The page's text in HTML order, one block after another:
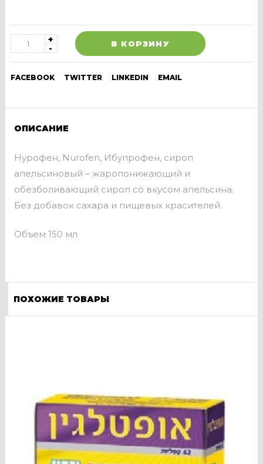
В КОРЗИНУ
FACEBOOK TWITTER LINKEDIN EMAIL
ОПИСАНИЕ
Нурофен, Nurofen, Ибупрофен, сироп
апельсиновый – жаропонижающий и
обезболивающий сироп со вкусом апельсина.
Без добавок сахара и пищевых красителей.
Объем 150 мл
ПОХОЖИЕ ТОВАРЫ